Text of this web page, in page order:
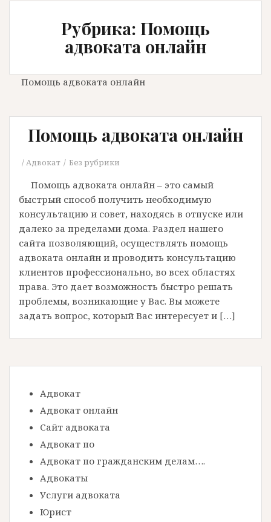
Рубрика: Помощь
адвоката онлайн
Помощь адвоката онлайн
Помощь адвоката онлайн
Адвокат Без рубрики
Помощь адвоката онлайн – это самый
быстрый способ получить необходимую
консультацию и совет, находясь в отпуске или
далеко за пределами дома. Раздел нашего
сайта позволяющий, осуществлять помощь
адвоката онлайн и проводить консультацию
клиентов профессионально, во всех областях
права. Это дает возможность быстро решать
проблемы, возникающие у Вас. Вы можете
задать вопрос, который Вас интересует и […]
Адвокат
Адвокат онлайн
Сайт адвоката
Адвокат по
Адвокат по гражданским делам….
Адвокаты
Услуги адвоката
Юрист